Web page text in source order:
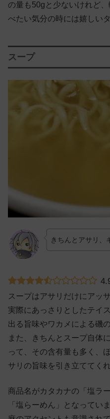
の量も50gと少ないけれど
べたい気分の時には嬉しい
スープ
きちんとアサリ、
スープはアサリだけにアッ
実際にあっさりとしたテイ
出る旨味やワカメによる磯
また、きちんとスープ自体
って、その含有量も多く、
サリの旨味を引き立ててく
商品名がカタカナの「塩ラ
「塩らーめん」となってい